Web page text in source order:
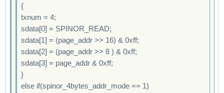
nor_page_cnt=3071
nor_page_cnt=3583
nor_page_cnt=4095
nor_page_cnt=4607
nor_page_cnt=5119
nor_page_cnt=5631
nor_page_cnt=6143
nor_page_cnt=6655
{
txnum = 4;
sdata[0] = SPINOR_READ;
sdata[1] = (page_addr >> 16) & 0xff;
sdata[2] = (page_addr >> 8 ) & 0xff;
sdata[3] = page_addr & 0xff;
}
else if(spinor_4bytes_addr_mode == 1)